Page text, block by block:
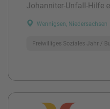
Johanniter-Unfall-Hilfe
Wennigsen, Niedersachsen
Freiwilliges Soziales Jahr /